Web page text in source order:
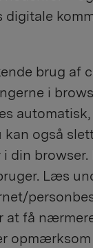
brug af
i
også
din
Læs
at få